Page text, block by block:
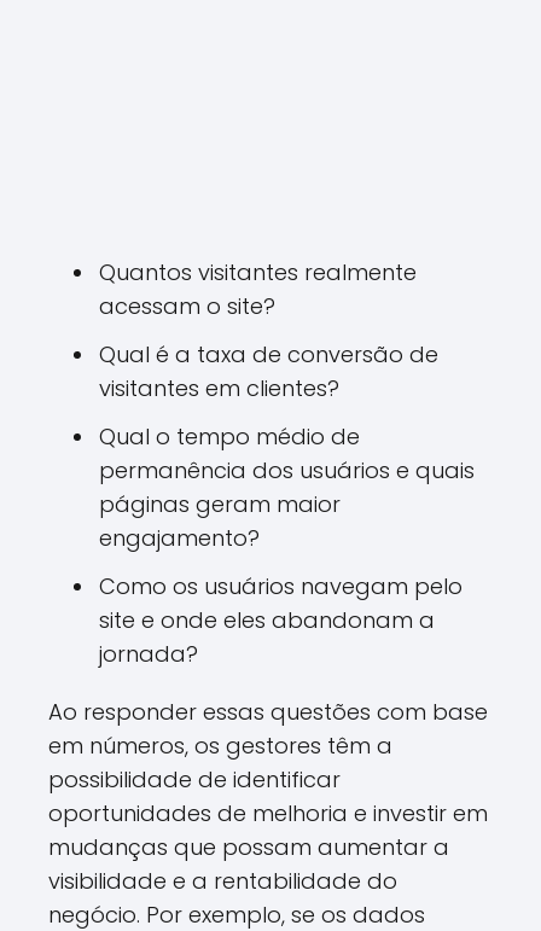
Quantos visitantes realmente
acessam o site?
Qual é a taxa de conversão de
visitantes em clientes?
Qual o tempo médio de
permanência dos usuários e quais
páginas geram maior
engajamento?
Como os usuários navegam pelo
site e onde eles abandonam a
jornada?
Ao responder essas questões com base
em números, os gestores têm a
possibilidade de identificar
oportunidades de melhoria e investir em
mudanças que possam aumentar a
visibilidade e a rentabilidade do
negócio. Por exemplo, se os dados